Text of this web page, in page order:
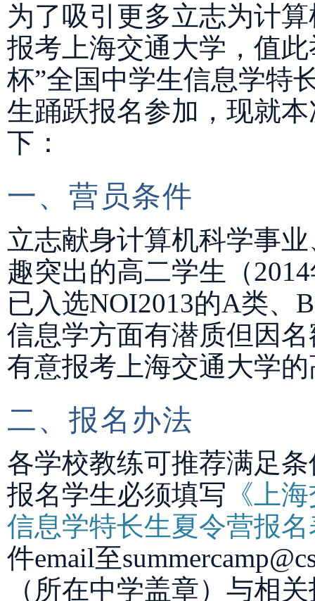
为了吸引更多立志为计
报考上海交通大学，值
杯”全国中学生信息学特
生踊跃报名参加，现就
下：
一、营员条件
立志献身计算机科学事
趣突出的高二学生（
已入选NOI2013的A类、
信息学方面有潜质但因
有意报考上海交通大学
二、报名办法
各学校教练可推荐满足
报名学生必须填写 《上
信息学特长生夏令营报
件email至
（所在中学盖章）与相